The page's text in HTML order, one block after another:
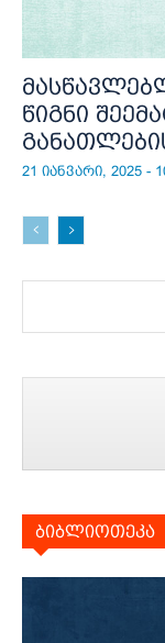
წიგნი
21 იანვარი, 2025 -
ბიბლიოთეკა